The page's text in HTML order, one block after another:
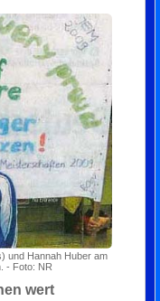
und Hannah Huber am
- Foto: NR
wert